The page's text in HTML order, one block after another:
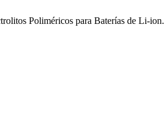
Poliméricos para Baterías de Li-ion.